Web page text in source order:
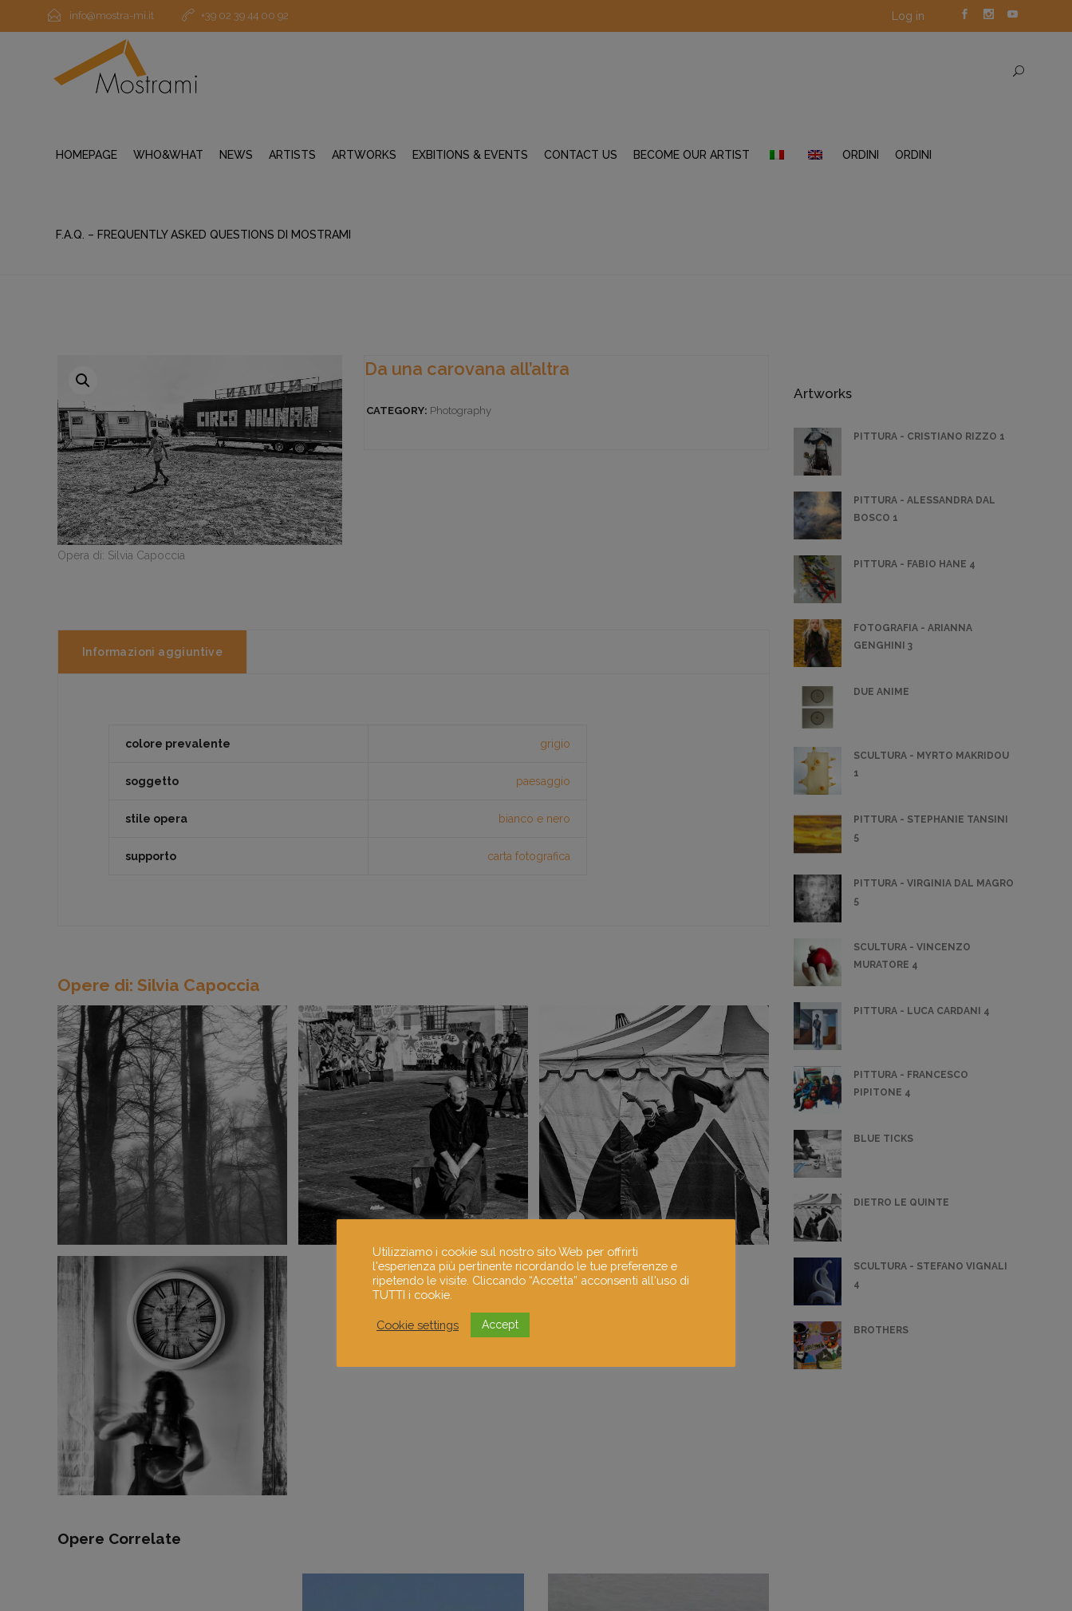
info@mostra-mi.it +39 02 39 44 00 92 Log in
HOMEPAGE WHO&WHAT NEWS ARTISTS ARTWORKS EXBITIONS & EVENTS CONTACT US BECOME OUR ARTIST ORDINI ORDINI
F.A.Q. – FREQUENTLY ASKED QUESTIONS DI MOSTRAMI
Opera di: Silvia Capoccia
Da una carovana all’altra
CATEGORY: Photography
Informazioni aggiuntive
colore prevalente grigio
soggetto paesaggio
stile opera bianco e nero
supporto carta fotografica
Opere di: Silvia Capoccia
Opere Correlate
Artworks
PITTURA - CRISTIANO RIZZO 1
PITTURA - ALESSANDRA DAL
BOSCO 1
PITTURA - FABIO HANE 4
FOTOGRAFIA - ARIANNA
GENGHINI 3
DUE ANIME
SCULTURA - MYRTO MAKRIDOU
1
PITTURA - STEPHANIE TANSINI
5
PITTURA - VIRGINIA DAL MAGRO
5
SCULTURA - VINCENZO
MURATORE 4
PITTURA - LUCA CARDANI 4
PITTURA - FRANCESCO
PIPITONE 4
BLUE TICKS
DIETRO LE QUINTE
SCULTURA - STEFANO VIGNALI
4
BROTHERS
Utilizziamo i cookie sul nostro sito Web per offrirti
l'esperienza più pertinente ricordando le tue preferenze e
ripetendo le visite. Cliccando “Accetta” acconsenti all'uso di
TUTTI i cookie.
Cookie settings Accept